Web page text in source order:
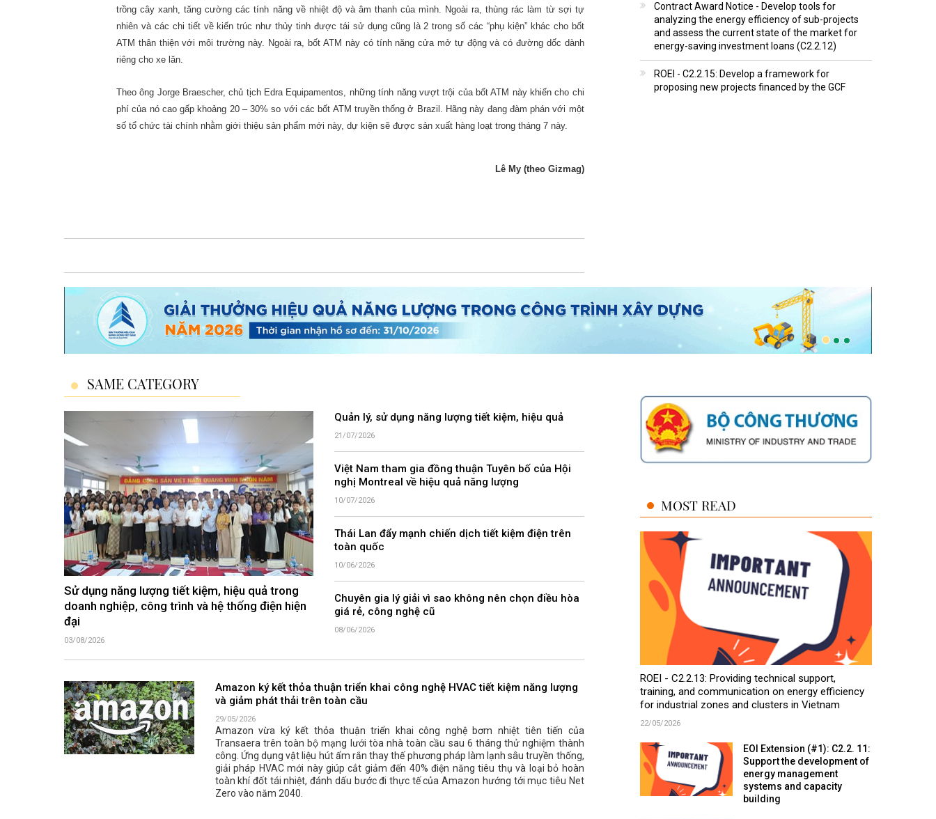
trồng cây xanh, tăng cường các tính năng về nhiệt độ và âm thanh của mình. Ngoài ra, thùng rác làm từ sợi tự
nhiên và các chi tiết về kiến trúc như thủy tinh được tái sử dụng cũng là 2 trong số các “phụ kiện” khác cho bốt
ATM thân thiện với môi trường này. Ngoài ra, bốt ATM này có tính năng cửa mở tự động và có đường dốc dành
riêng cho xe lăn.
Theo ông Jorge Braescher, chủ tịch Edra Equipamentos, những tính năng vượt trội của bốt ATM này khiến cho chi
phí của nó cao gấp khoảng 20 – 30% so với các bốt ATM truyền thống ở Brazil. Hãng này đang đàm phán với một
số tổ chức tài chính nhằm giới thiệu sản phẩm mới này, dự kiện sẽ được sản xuất hàng loạt trong tháng 7 này.
Lê My (theo Gizmag)
Contract Award Notice - Develop tools for
analyzing the energy efficiency of sub-projects
and assess the current state of the market for
energy-saving investment loans (C2.2.12)
ROEI - C2.2.15: Develop a framework for
proposing new projects financed by the GCF
SAME CATEGORY
Sử dụng năng lượng tiết kiệm, hiệu quả trong
doanh nghiệp, công trình và hệ thống điện hiện
đại
03/08/2026
Quản lý, sử dụng năng lượng tiết kiệm, hiệu quả
21/07/2026
Việt Nam tham gia đồng thuận Tuyên bố của Hội
nghị Montreal về hiệu quả năng lượng
10/07/2026
Thái Lan đẩy mạnh chiến dịch tiết kiệm điện trên
toàn quốc
10/06/2026
Chuyên gia lý giải vì sao không nên chọn điều hòa
giá rẻ, công nghệ cũ
08/06/2026
Amazon ký kết thỏa thuận triển khai công nghệ HVAC tiết kiệm năng lượng
và giảm phát thải trên toàn cầu
29/05/2026
Amazon vừa ký kết thỏa thuận triển khai công nghệ bơm nhiệt tiên tiến của
Transaera trên toàn bộ mạng lưới tòa nhà toàn cầu sau 6 tháng thử nghiệm thành
công. Ứng dụng vật liệu hút ẩm rắn thay thế phương pháp làm lạnh sâu truyền thống,
giải pháp HVAC mới này giúp cắt giảm đến 40% điện năng tiêu thụ và loại bỏ hoàn
toàn khí đốt tái nhiệt, đánh dấu bước đi thực tế của Amazon hướng tới mục tiêu Net
Zero vào năm 2040.
MOST READ
ROEI - C2.2.13: Providing technical support,
training, and communication on energy efficiency
for industrial zones and clusters in Vietnam
22/05/2026
EOI Extension (#1): C2.2. 11:
Support the development of
energy management
systems and capacity
building